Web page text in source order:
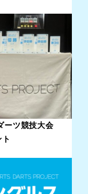
ーツ競技大会